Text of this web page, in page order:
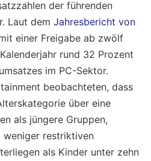
der führenden
Laut dem Jahresbericht von
einer Freigabe ab zwölf
rund 32 Prozent
im PC-Sektor.
beobachteten, dass
über eine
als jüngere Gruppen,
weniger restriktiven
als Kinder unter zehn